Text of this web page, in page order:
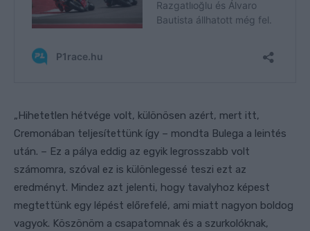
„Hihetetlen hétvége volt, különösen azért, mert itt,
Cremonában teljesítettünk így – mondta Bulega a leintés
után. – Ez a pálya eddig az egyik legrosszabb volt
számomra, szóval ez is különlegessé teszi ezt az
eredményt. Mindez azt jelenti, hogy tavalyhoz képest
megtettünk egy lépést előrefelé, ami miatt nagyon boldog
vagyok. Köszönöm a csapatomnak és a szurkolóknak,